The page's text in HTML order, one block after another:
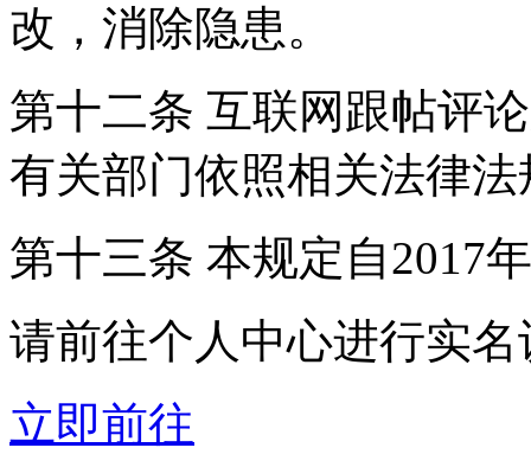
改，消除隐患。
第十二条 互联网跟帖评
有关部门依照相关法律
第十三条 本规定自2017
请前往个人中心进行实名
立即前往